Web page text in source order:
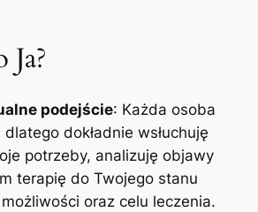
podejście: Każda osoba
dokładnie wsłuchuję
potrzeby, analizuję objawy
terapię do Twojego stanu
oraz celu leczenia.